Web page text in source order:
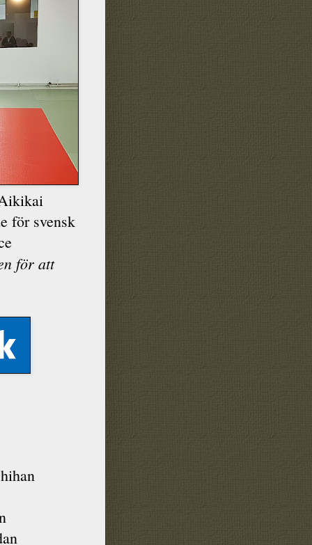
för svensk
för att